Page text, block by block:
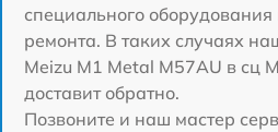
специального
ремонта. В таких случаях
Meizu M1 Metal M57AU в сц
доставит обратно.
Позвоните и наш мастер